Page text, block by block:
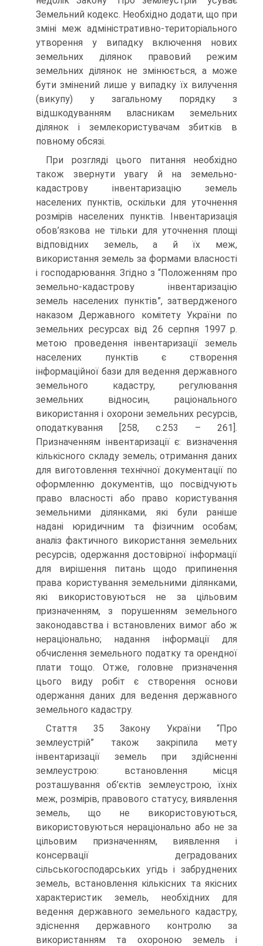
Земельний кодекс. Необхідно додати, що при
зміні меж адміністративно-територіального
утворення у випадку включення нових
земельних ділянок правовий режим
земельних ділянок не змінюється, а може
бути змінений лише у випадку їх вилучення
(викупу) у загальному порядку з
відшкодуванням власникам земельних
ділянок і землекористувачам збитків в
повному обсязі.
При розгляді цього питання необхідно
також звернути увагу й на земельно-
кадастрову інвентаризацію земель
населених пунктів, оскільки для уточнення
розмірів населених пунктів. Інвентаризація
обов’язкова не тільки для уточнення площі
відповідних земель, а й їх меж,
використання земель за формами власності
і господарювання. Згідно з “Положенням про
земельно-кадастрову інвентаризацію
земель населених пунктів”, затвердженого
наказом Державного комітету України по
земельних ресурсах від 26 серпня 1997 р.
метою проведення інвентаризації земель
населених пунктів є створення
інформаційної бази для ведення державного
земельного кадастру, регулювання
земельних відносин, раціонального
використання і охорони земельних ресурсів,
оподаткування [258, с.253 – 261].
Призначенням інвентаризації є: визначення
кількісного складу земель; отримання даних
для виготовлення технічної документації по
оформленню документів, що посвідчують
право власності або право користування
земельними ділянками, які були раніше
надані юридичним та фізичним особам;
аналіз фактичного використання земельних
ресурсів; одержання достовірної інформації
для вирішення питань щодо припинення
права користування земельними ділянками,
які використовуються не за цільовим
призначенням, з порушенням земельного
законодавства і встановлених вимог або ж
нераціонально; надання інформації для
обчислення земельного податку та орендної
плати тощо. Отже, головне призначення
цього виду робіт є створення основи
одержання даних для ведення державного
земельного кадастру.
Стаття 35 Закону України “Про
землеустрій” також закріпила мету
інвентаризації земель при здійсненні
землеустрою: встановлення місця
розташування об’єктів землеустрою, їхніх
меж, розмірів, правового статусу, виявлення
земель, що не використовуються,
використовуються нераціонально або не за
цільовим призначенням, виявлення і
консервації деградованих
сільськогосподарських угідь і забруднених
земель, встановлення кількісних та якісних
характеристик земель, необхідних для
ведення державного земельного кадастру,
здіснення державного контролю за
використанням та охороною земель і